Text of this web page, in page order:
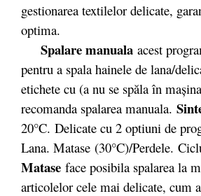
gestionarea textilelor delicate,
optima.
Spalare manuala acest
pentru a spala hainele de lana/
etichete cu (a nu se spăla în
recomanda spalarea manuala.
20°C. Delicate cu 2 optiuni de
Lana. Matase (30°C)/Perdele.
Matase face posibila spalarea la
articolelor cele mai delicate, cum